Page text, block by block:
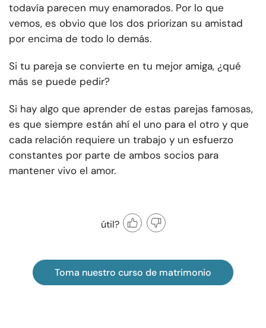
todavía parecen muy enamorados. Por lo que
vemos, es obvio que los dos priorizan su amistad
por encima de todo lo demás.
Si tu pareja se convierte en tu mejor amiga, ¿qué
más se puede pedir?
Si hay algo que aprender de estas parejas famosas,
es que siempre están ahí el uno para el otro y que
cada relación requiere un trabajo y un esfuerzo
constantes por parte de ambos socios para
mantener vivo el amor.
útil?
Toma nuestro curso de matrimonio